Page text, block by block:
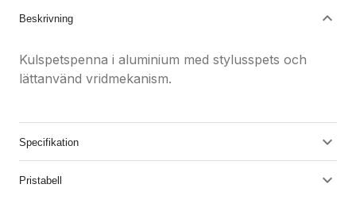
Beskrivning
Kulspetspenna i aluminium med stylusspets och
lättanvänd vridmekanism.
Specifikation
Pristabell